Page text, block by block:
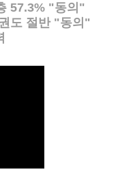
57.3% "동의"
도 절반 "동의"